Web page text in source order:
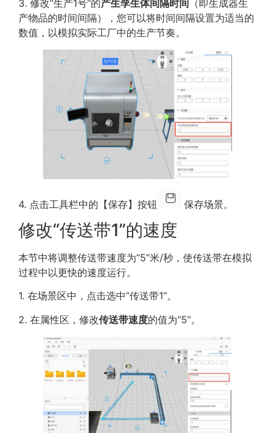
3. 修改“生产1号”的产生孪生体间隔时间 （即生成器生
产物品的时间间隔），您可以将时间间隔设置为适当的
数值，以模拟实际工厂中的生产节奏。
4. 点击工具栏中的【保存】按钮 保存场景。
修改“传送带1”的速度
本节中将调整传送带速度为“5”米/秒，使传送带在模拟
过程中以更快的速度运行。
1. 在场景区中，点击选中“传送带1”。
2. 在属性区，修改传送带速度的值为“5”。